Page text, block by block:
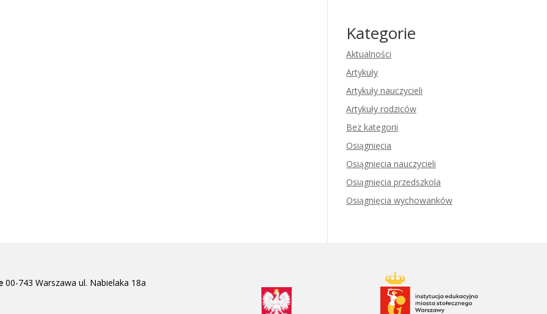
Kategorie
Aktualności
Artykuły
Artykuły nauczycieli
Artykuły rodziców
Bez kategorii
Osiągnięcia
Osiągnięcia nauczycieli
Osiągnięcia przedszkola
Osiągnięcia wychowanków
00-743 Warszawa ul. Nabielaka 18a